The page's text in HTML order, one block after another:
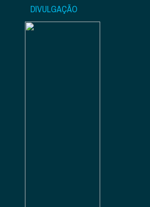
DIVULGAÇÃO